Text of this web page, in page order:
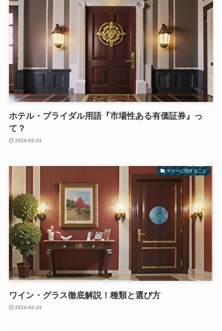
ホテル・ブライダル用語『市場性ある有価証券』っ
て？
2024-02-24
マナーに関すること
ワイン・グラス徹底解説！種類と選び方
2024-02-24